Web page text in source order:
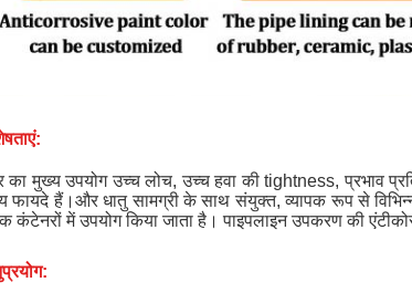
का मुख्य उपयोग उच्च लोच, उच्च हवा की tightness, प्रभाव
फायदे हैं।और धातु सामग्री के साथ संयुक्त, व्यापक रूप से
कंटेनरों में उपयोग किया जाता है। पाइपलाइन उपकरण की